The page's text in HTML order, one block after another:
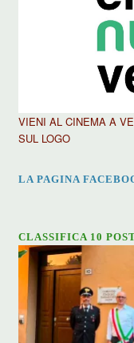
VIENI AL CINEMA A
SUL LOGO
LA PAGINA
CLASSIFICA 10